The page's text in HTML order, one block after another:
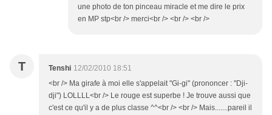
une photo de ton pinceau miracle et me dire le prix
en MP stp<br /> merci<br /> <br /> <br />
T Tenshi 12/02/2010 18:51
<br /> Ma girafe à moi elle s'appelait "Gi-gi" (prononcer : "Dji-
dji") LOLLLL<br /> Le rouge est superbe ! Je trouve aussi que
c'est ce qu'il y a de plus classe ^^<br /> <br /> Mais.......pareil il